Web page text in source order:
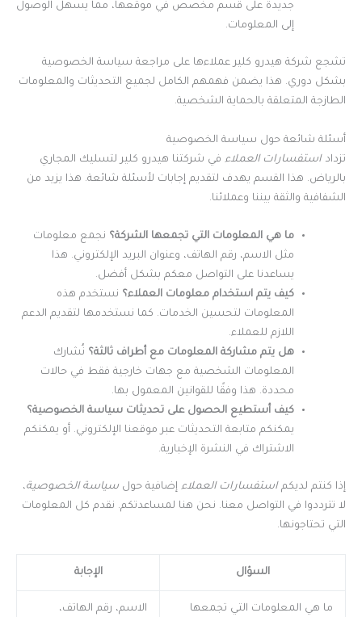
جديدة على قسم مخصص في موقعها، مما يسهل الوصول
إلى المعلومات.
تشجع شركة هيدرو كلير عملاءها على مراجعة سياسة الخصوصية
بشكل دوري. هذا يضمن فهمهم الكامل لجميع التحديثات والمعلومات
الطازجة المتعلقة بالحماية الشخصية.
أسئلة شائعة حول سياسة الخصوصية
تزداد استفسارات العملاء في شركتنا هيدرو كلير لتسليك المجاري
بالرياض. هذا القسم يهدف لتقديم إجابات لأسئلة شائعة. هذا يزيد من
الشفافية والثقة بيننا وعملائنا.
ما هي المعلومات التي تجمعها الشركة؟ نجمع معلومات
مثل الاسم، رقم الهاتف، وعنوان البريد الإلكتروني. هذا
يساعدنا على التواصل معكم بشكل أفضل.
كيف يتم استخدام معلومات العملاء؟ نستخدم هذه
المعلومات لتحسين الخدمات. كما نستخدمها لتقديم الدعم
اللازم للعملاء.
هل يتم مشاركة المعلومات مع أطراف ثالثة؟ نُشارك
المعلومات الشخصية مع جهات خارجية فقط في حالات
محددة. هذا وفقًا للقوانين المعمول بها.
كيف أستطيع الحصول على تحديثات سياسة الخصوصية؟
يمكنكم متابعة التحديثات عبر موقعنا الإلكتروني. أو يمكنكم
الاشتراك في النشرة الإخبارية.
إذا كنتم لديكم استفسارات العملاء إضافية حول سياسة الخصوصية،
لا تترددوا في التواصل معنا. نحن هنا لمساعدتكم. نقدم كل المعلومات
التي تحتاجونها.
السؤال الإجابة
ما هي المعلومات التي تجمعها
الاسم، رقم الهاتف،